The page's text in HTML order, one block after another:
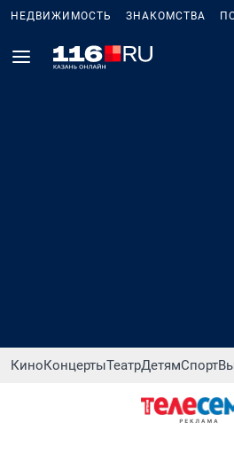
НЕДВИЖИМОСТЬ ЗНАКОМСТВА
КиноКонцертыТеатрДетямСпорт